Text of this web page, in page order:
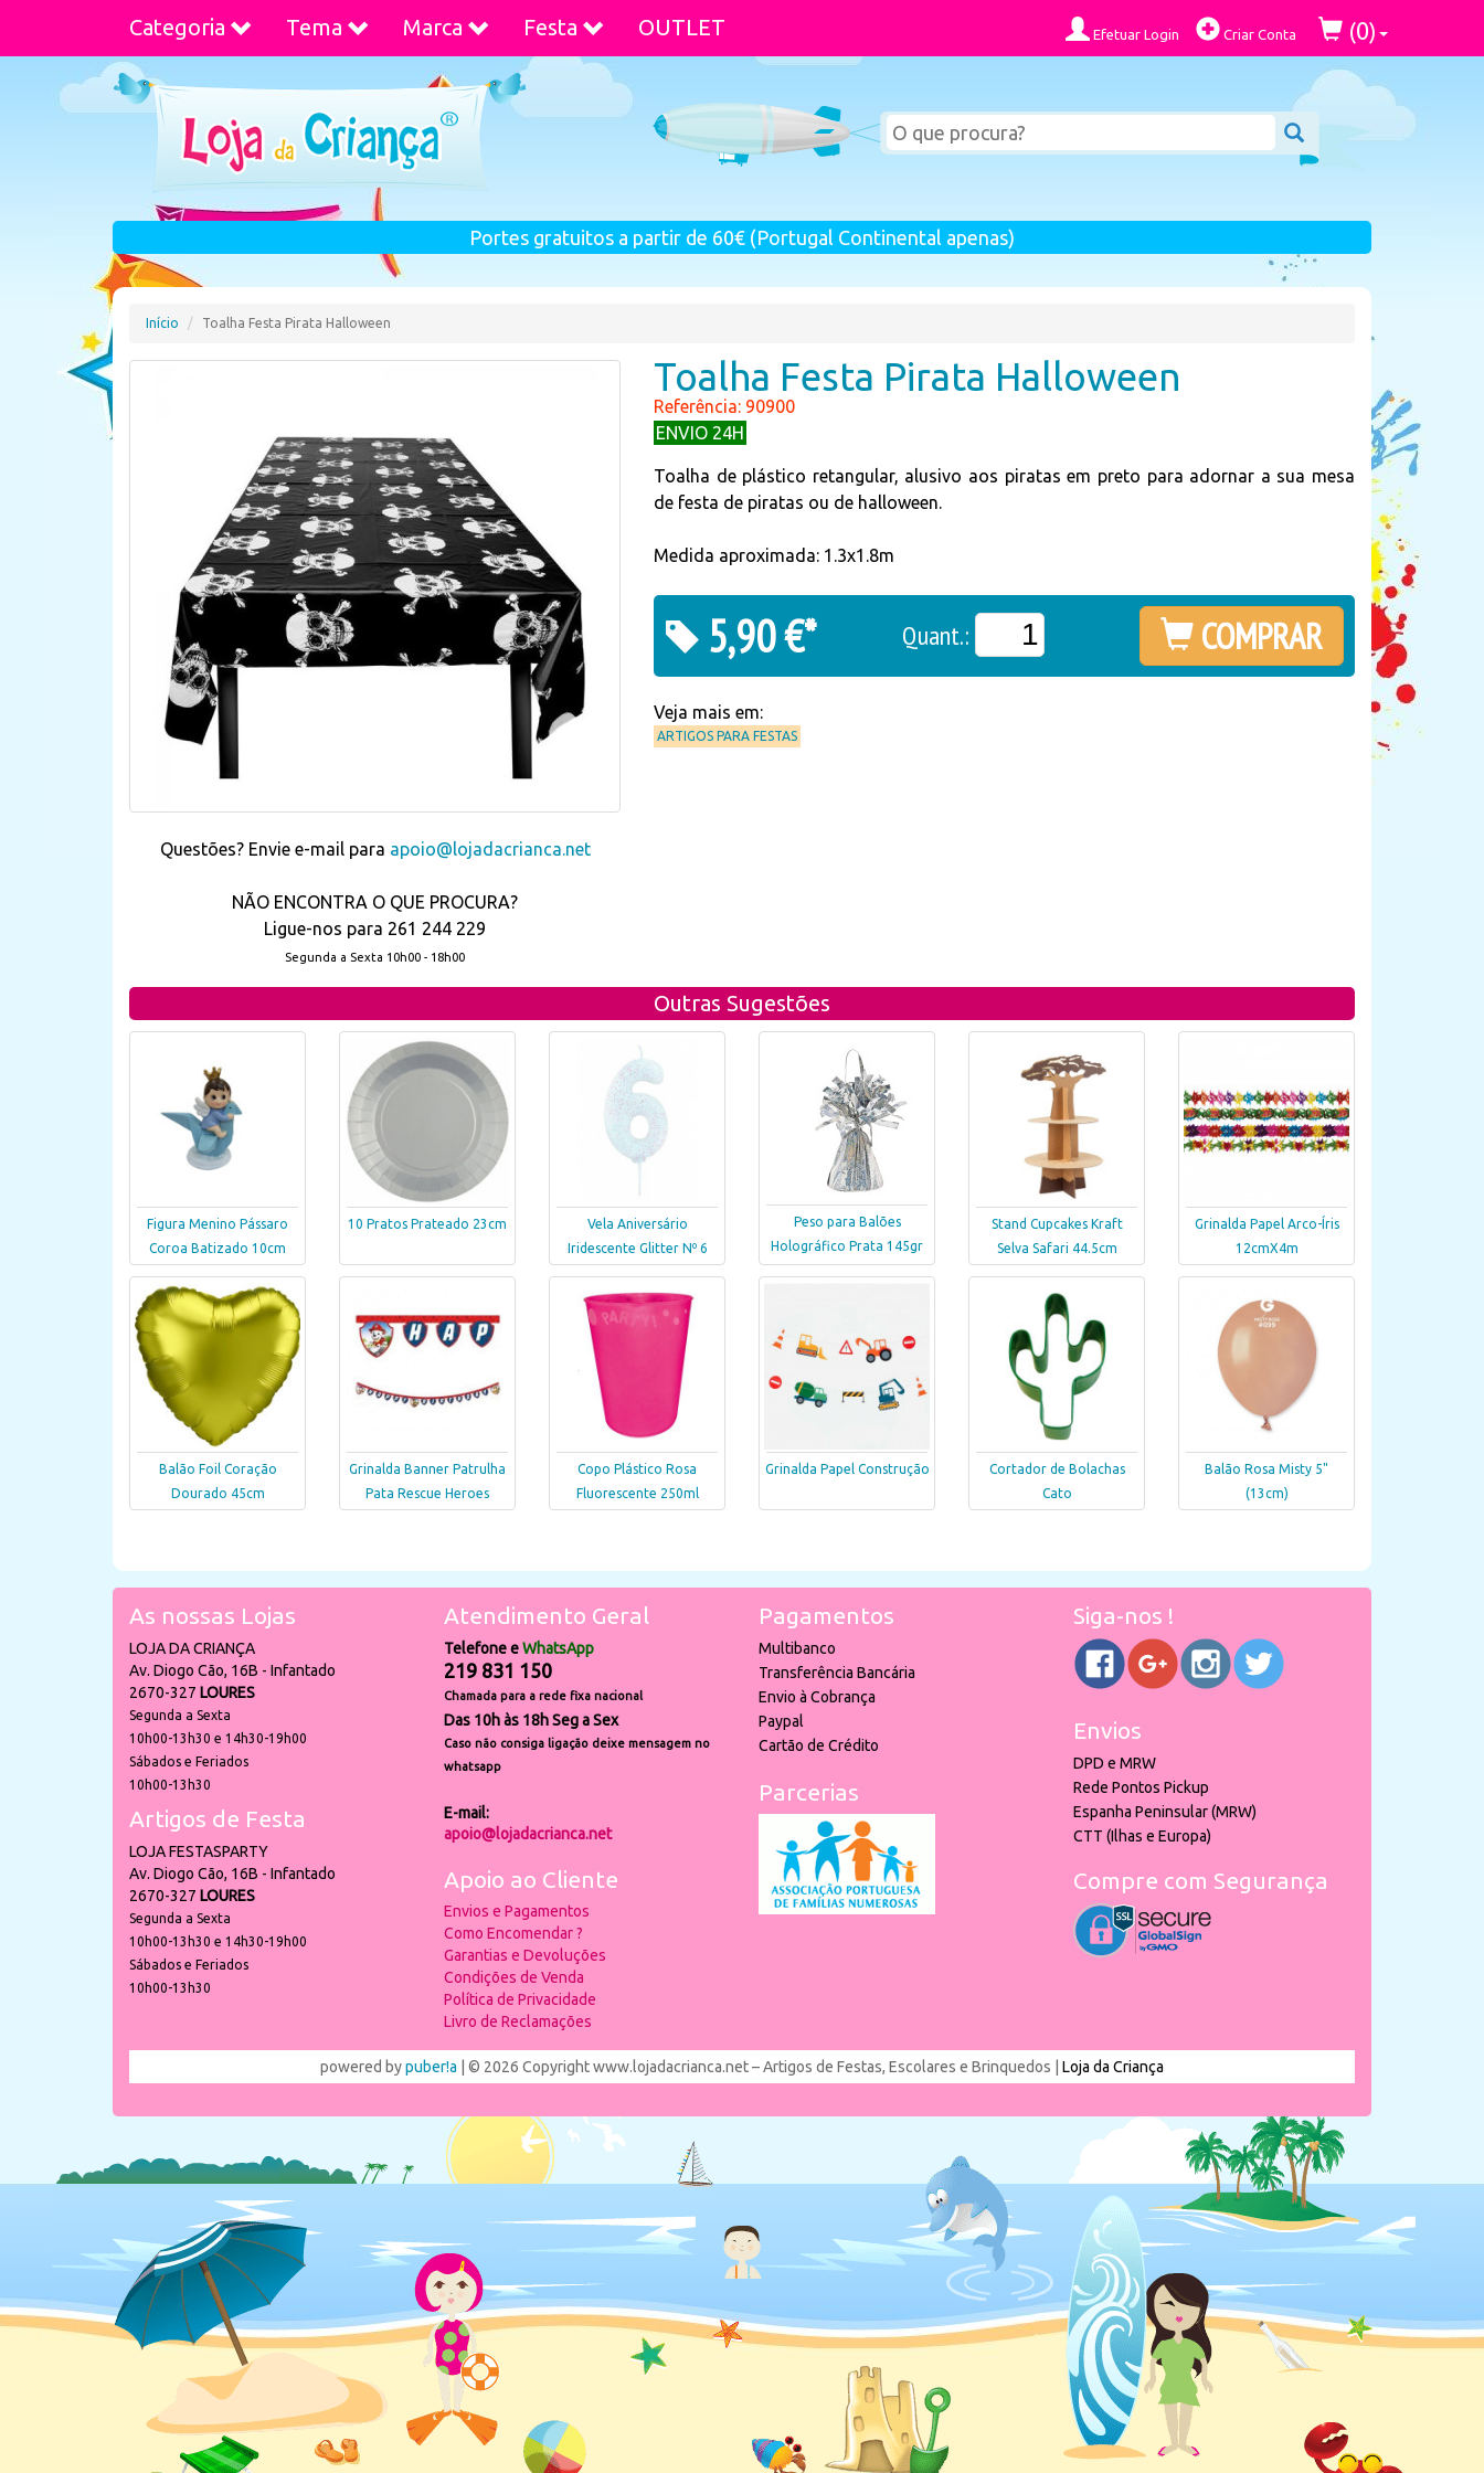
Categoria Tema Marca Festa OUTLET Efetuar Login Criar Conta (0)
Portes gratuitos a partir de 60€ (Portugal Continental apenas)
Início Toalha Festa Pirata Halloween
Questões? Envie e-mail para apoio@lojadacrianca.net
NÃO ENCONTRA O QUE PROCURA?
Ligue-nos para 261 244 229
Segunda a Sexta 10h00 - 18h00
Toalha Festa Pirata Halloween
Referência: 90900
ENVIO 24H
Toalha de plástico retangular, alusivo aos piratas em preto para adornar a sua mesa
de festa de piratas ou de halloween.
Medida aproximada: 1.3x1.8m
5,90 €* Quant.: COMPRAR
Veja mais em:
ARTIGOS PARA FESTAS
Outras Sugestões
Figura Menino Pássaro
Coroa Batizado 10cm
10 Pratos Prateado 23cm
Vela Aniversário
Iridescente Glitter Nº 6
Peso para Balões
Holográfico Prata 145gr
Stand Cupcakes Kraft
Selva Safari 44.5cm
Grinalda Papel Arco-Íris
12cmX4m
Balão Foil Coração
Dourado 45cm
Grinalda Banner Patrulha
Pata Rescue Heroes
Copo Plástico Rosa
Fluorescente 250ml
Grinalda Papel Construção
Cortador de Bolachas
Cato
Balão Rosa Misty 5"
(13cm)
As nossas Lojas
LOJA DA CRIANÇA
Av. Diogo Cão, 16B - Infantado
2670-327 LOURES
Segunda a Sexta
10h00-13h30 e 14h30-19h00
Sábados e Feriados
10h00-13h30
Artigos de Festa
LOJA FESTASPARTY
Av. Diogo Cão, 16B - Infantado
2670-327 LOURES
Segunda a Sexta
10h00-13h30 e 14h30-19h00
Sábados e Feriados
10h00-13h30
Atendimento Geral
Telefone eWhatsApp
219 831 150
Chamada para a rede fixa nacional
Das 10h às 18h Seg a Sex
Caso não consiga ligação deixe mensagem no
whatsapp
E-mail:
apoio@lojadacrianca.net
Apoio ao Cliente
Envios e Pagamentos
Como Encomendar ?
Garantias e Devoluções
Condições de Venda
Política de Privacidade
Livro de Reclamações
Pagamentos
Multibanco
Transferência Bancária
Envio à Cobrança
Paypal
Cartão de Crédito
Parcerias
Siga-nos !
Envios
DPD e MRW
Rede Pontos Pickup
Espanha Peninsular (MRW)
CTT (Ilhas e Europa)
Compre com Segurança
powered bypuber!a | © 2026 Copyright www.lojadacrianca.net – Artigos de Festas, Escolares e Brinquedos | Loja da Criança